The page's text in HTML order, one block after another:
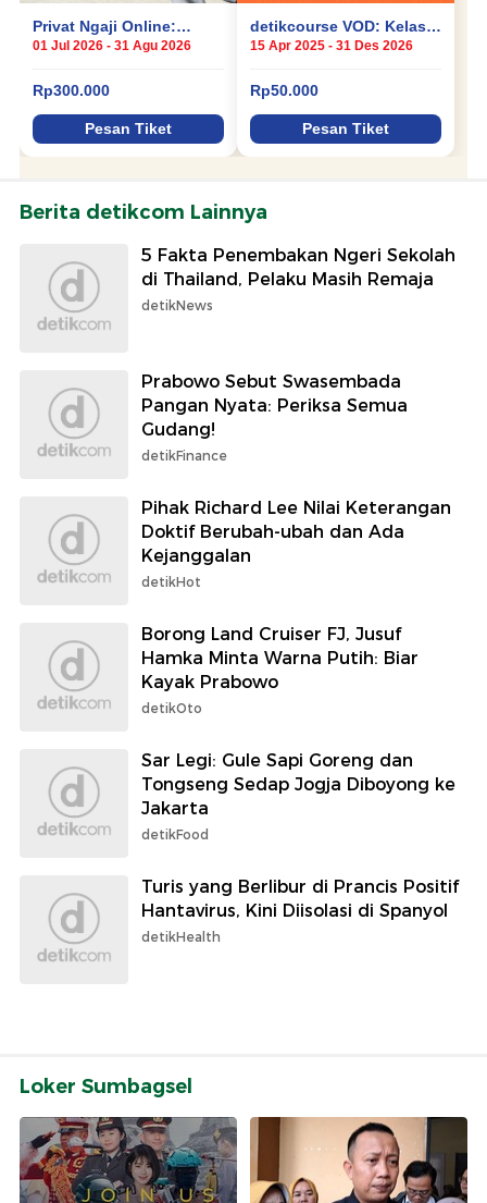
Berita detikcom Lainnya
5 Fakta Penembakan Ngeri Sekolah
di Thailand, Pelaku Masih Remaja
detikNews
Prabowo Sebut Swasembada
Pangan Nyata: Periksa Semua
Gudang!
detikFinance
Pihak Richard Lee Nilai Keterangan
Doktif Berubah-ubah dan Ada
Kejanggalan
detikHot
Borong Land Cruiser FJ, Jusuf
Hamka Minta Warna Putih: Biar
Kayak Prabowo
detikOto
Sar Legi: Gule Sapi Goreng dan
Tongseng Sedap Jogja Diboyong ke
Jakarta
detikFood
Turis yang Berlibur di Prancis Positif
Hantavirus, Kini Diisolasi di Spanyol
detikHealth
Loker Sumbagsel